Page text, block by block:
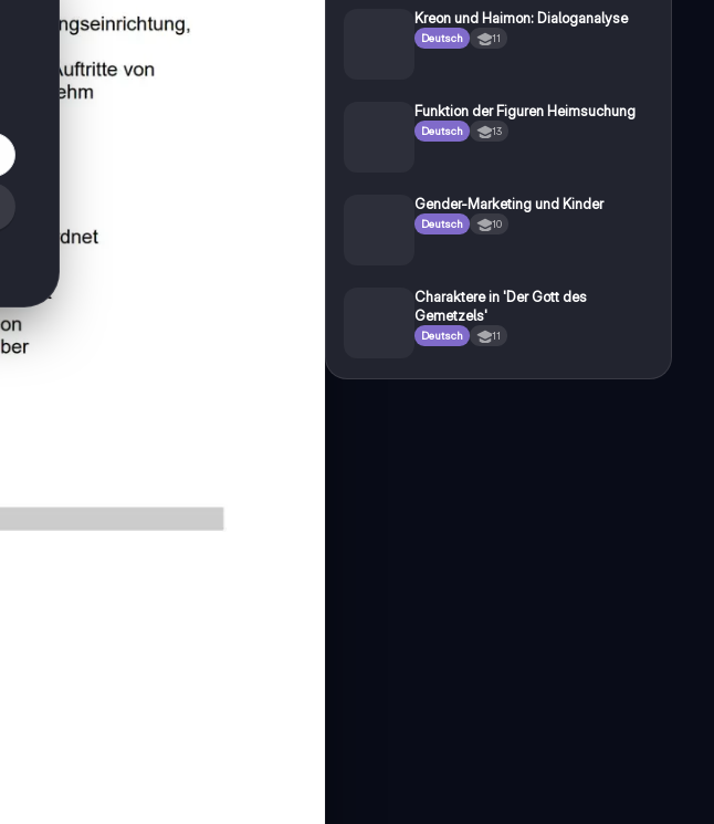
Kreon und Haimon: Dialoganalyse
Deutsch 11
Funktion der Figuren Heimsuchung
Deutsch 13
Gender-Marketing und Kinder
Deutsch 10
Charaktere in 'Der Gott des
Gemetzels'
Deutsch 11